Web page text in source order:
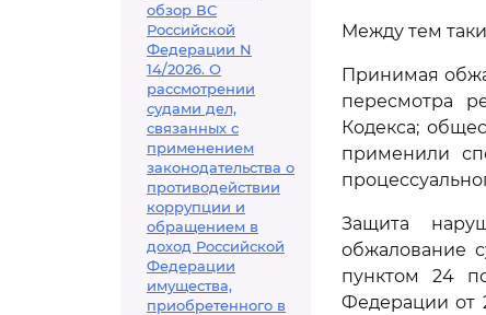
обзор ВС
Российской
Федерации N
14/2026. О
рассмотрении
судами дел,
связанных с
применением
законодательства о
противодействии
коррупции и
обращением в
доход Российской
Федерации
имущества,
приобретенного в
Между тем
Принимая
пересмотра
Кодекса;
применили
Защита
обжалование
пунктом 24
Федерации от